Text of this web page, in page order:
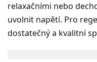
relaxačními nebo
uvolnit napětí. Pro
dostatečný a kvalitní